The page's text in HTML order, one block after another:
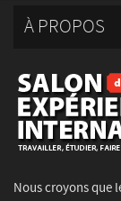
À PROPOS
Nous croyons que